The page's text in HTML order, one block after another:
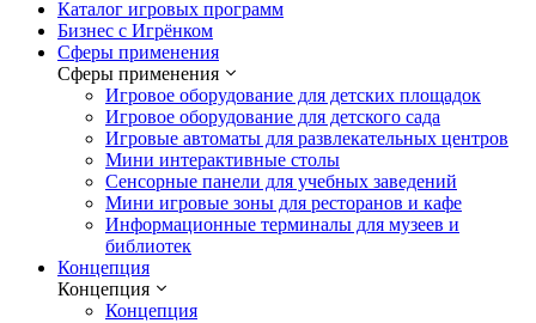
Каталог игровых программ
Бизнес с Игрёнком
Сферы применения
Сферы применения
Игровое оборудование для детских площадок
Игровое оборудование для детского сада
Игровые автоматы для развлекательных центров
Мини интерактивные столы
Сенсорные панели для учебных заведений
Мини игровые зоны для ресторанов и кафе
Информационные терминалы для музеев и
библиотек
Концепция
Концепция
Концепция